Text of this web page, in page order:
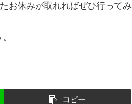
お休みが取れればぜひ行ってみ
コピー